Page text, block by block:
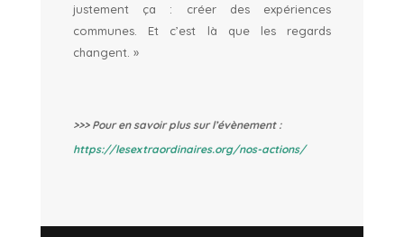
justement ça : créer des expériences
communes. Et c’est là que les regards
changent. »
>>> Pour en savoir plus sur l’évènement :
https://lesextraordinaires.org/nos-actions/